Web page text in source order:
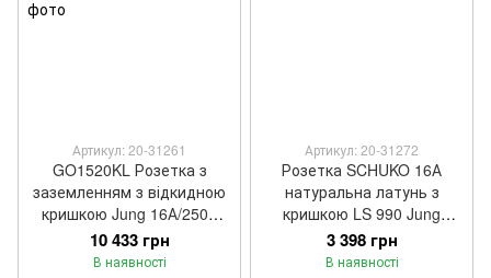
Артикул: 20-31261
GO1520KL Розетка з
заземленням з відкидною
кришкою Jung 16А/250В
блиск золота LS серія
10 433 грн
В наявності
Артикул: 20-31272
Розетка SCHUKO 16А
натуральна латунь з
кришкою LS 990 Jung
ME1520KLC
3 398 грн
В наявності